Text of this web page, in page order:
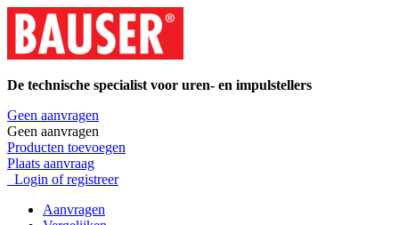
De technische specialist voor uren- en impulstellers
Geen aanvragen
Geen aanvragen
Producten toevoegen
Plaats aanvraag
Login of registreer
Aanvragen